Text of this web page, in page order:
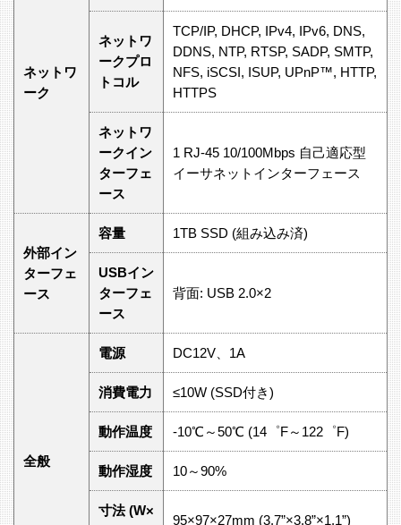
ネットワ
ーク
ネットワ
ークプロ
トコル
TCP/IP, DHCP, IPv4, IPv6, DNS,
DDNS, NTP, RTSP, SADP, SMTP,
NFS, iSCSI, ISUP, UPnP™, HTTP,
HTTPS
ネットワ
ークイン
ターフェ
ース
1 RJ-45 10/100Mbps 自己適応型
イーサネットインターフェース
外部イン
ターフェ
ース
容量 1TB SSD (組み込み済)
USBイン
ターフェ
ース
背面: USB 2.0×2
全般
電源 DC12V、1A
消費電力 ≤10W (SSD付き)
動作温度 -10℃～50℃ (14゜F～122゜F)
動作湿度 10～90%
寸法 (W×
95×97×27mm (3.7”×3.8”×1.1”)